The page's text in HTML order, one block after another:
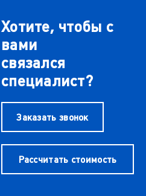
Хотите, чтобы с
вами
связался
специалист?
Заказать звонок
Рассчитать стоимость